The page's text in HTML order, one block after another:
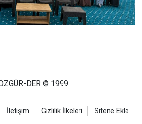
DER © 1999
İletişim Gizlilik İlkeleri Sitene Ekle